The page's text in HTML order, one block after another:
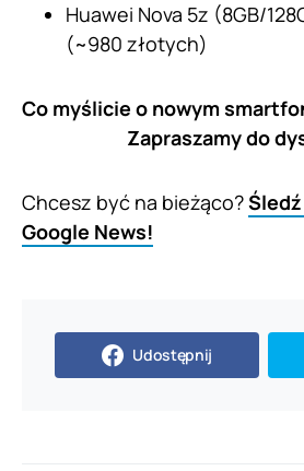
Huawei Nova 5z (8GB/
(~980 złotych)
Co myślicie o nowym
Zapraszamy do
Chcesz być na bieżąco?Śledź
Google News!
Udostępnij